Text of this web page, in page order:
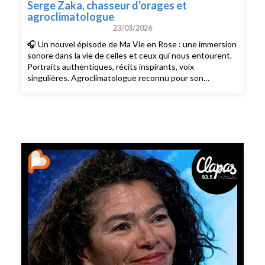
Bonne écoute … et bon partage !À retrouver sur toutes
les plateformes | Suivez-nous sur Instagram & Facebook
& Linkedin | Une émission de Radio Clapas.
Serge Zaka, chasseur d'orages et
agroclimatologue
23/03/2026
🎧 Un nouvel épisode de Ma Vie en Rose : une immersion
sonore dans la vie de celles et ceux qui nous entourent.
Portraits authentiques, récits inspirants, voix
singulières. Agroclimatologue reconnu pour son
artistique, il saisit des instants d'une netteté rare,
transformant des phénomènes météo souvent
exceptionnels, parfois dangereux, en véritables oeuvres
d'art. Place au terrain pour une immersion en plein orage.
... La nuit, Serge capture les orages et le jour, il pratique
son métier d'agroclimatologue. Son rôle ? Décrypter
l'impact direct du dérèglement climatique sur nos
assiettes. Entre gels tardifs et grêles violentes, il
cherche des solutions concrètes pour une agriculture
résiliente. Mais comment passe-t-on de l'analyse météo
à la stratégie agricole ? Pourquoi son travail est-il devenu